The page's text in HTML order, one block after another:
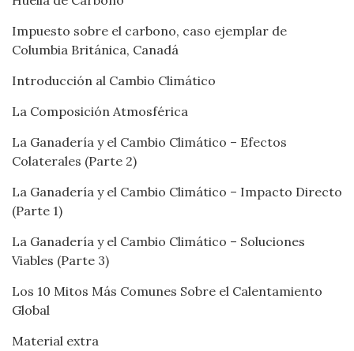
Impuesto sobre el carbono, caso ejemplar de
Columbia Británica, Canadá
Introducción al Cambio Climático
La Composición Atmosférica
La Ganadería y el Cambio Climático – Efectos
Colaterales (Parte 2)
La Ganadería y el Cambio Climático – Impacto Directo
(Parte 1)
La Ganadería y el Cambio Climático – Soluciones
Viables (Parte 3)
Los 10 Mitos Más Comunes Sobre el Calentamiento
Global
Material extra